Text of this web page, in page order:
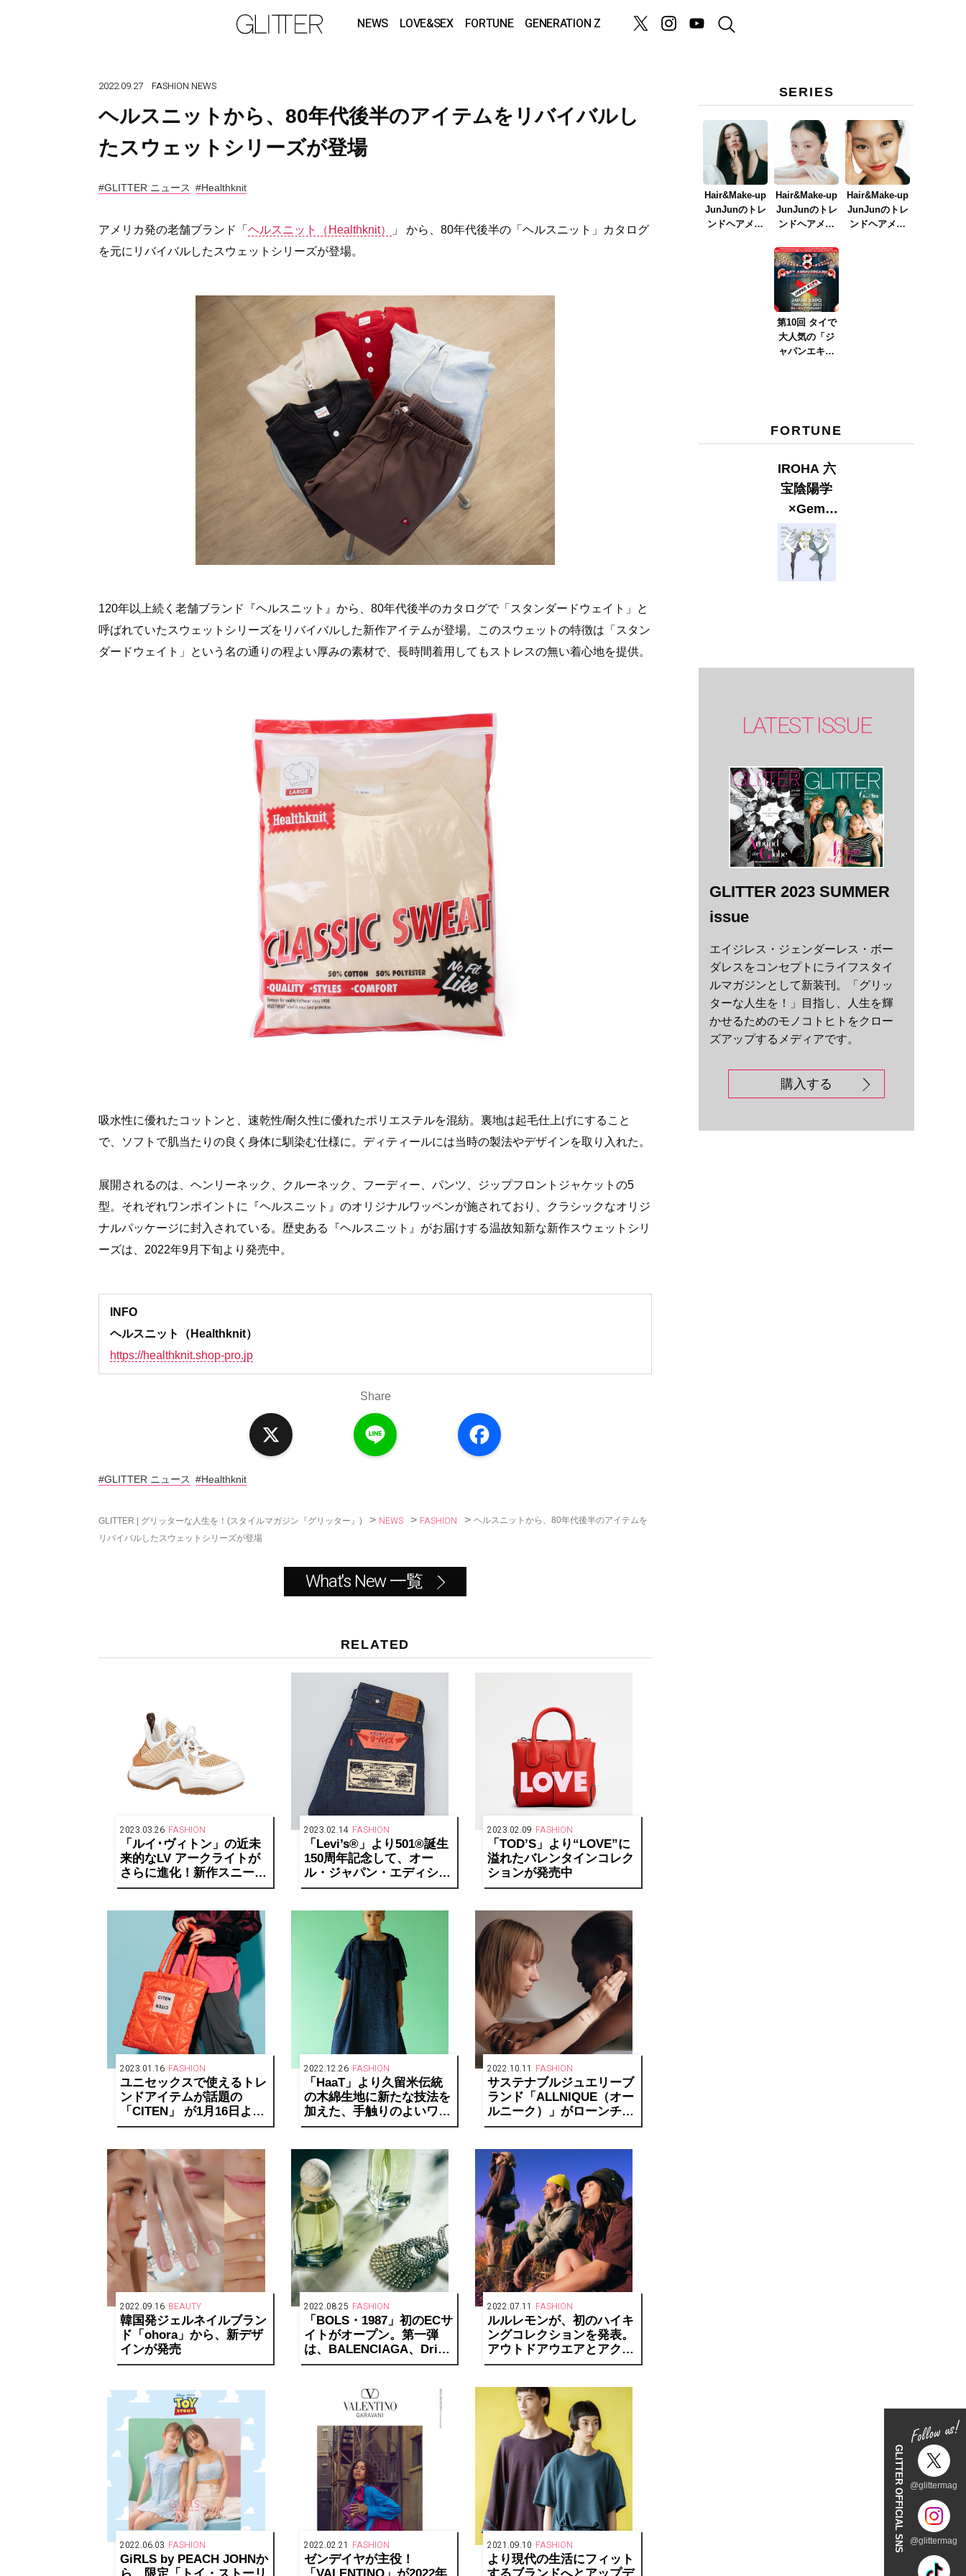
NEWS LOVE&SEX FORTUNE GENERATION Z
GLITTER OFFICIAL SNS @glittermag
@glittermag
2022.09.27 FASHION NEWS
ヘルスニットから、80年代後半のアイテムをリバイバルし
たスウェットシリーズが登場
#GLITTER ニュース #Healthknit
アメリカ発の老舗ブランド「 ヘルスニット（Healthknit）
」 から、80年代後半の「ヘルスニット」カタログ
を元にリバイバルしたスウェットシリーズが登場。
120年以上続く老舗ブランド『ヘルスニット』から、80年代後半のカタログで「スタンダードウェイト」と
呼ばれていたスウェットシリーズをリバイバルした新作アイテムが登場。このスウェットの特徴は「スタン
ダードウェイト」という名の通りの程よい厚みの素材で、長時間着用してもストレスの無い着心地を提供。
吸水性に優れたコットンと、速乾性/耐久性に優れたポリエステルを混紡。裏地は起毛仕上げにすること
で、ソフトで肌当たりの良く身体に馴染む仕様に。ディティールには当時の製法やデザインを取り入れた。
展開されるのは、ヘンリーネック、クルーネック、フーディー、パンツ、ジップフロントジャケットの5
型。それぞれワンポイントに『ヘルスニット』のオリジナルワッペンが施されており、クラシックなオリジ
ナルパッケージに封入されている。歴史ある『ヘルスニット』がお届けする温故知新な新作スウェットシリ
ーズは、2022年9月下旬より発売中。
INFO
ヘルスニット（Healthknit）
https://healthknit.shop-pro.jp
Share
#GLITTER ニュース #Healthknit
GLITTER | グリッターな人生を！(スタイルマガジン『グリッター』) > NEWS > FASHION > ヘルスニットから、80年代後半のアイテムを
リバイバルしたスウェットシリーズが登場
What's New 一覧
RELATED
2023.03.26 FASHION
「ルイ･ヴィトン」の近未
来的なLV アークライトが
さらに進化！新作スニーカ
ーが発売
2023.02.14 FASHION
「Levi’s®」より501®誕生
150周年記念して、オー
ル・ジャパン・エディショ
ンの限定アイテムを発売中
2023.02.09 FASHION
「TOD’S」より“LOVE”に
溢れたバレンタインコレク
ションが発売中
2023.01.16 FASHION
ユニセックスで使えるトレ
ンドアイテムが話題の
「CITEN」 が1月16日よ
り、代官山蔦屋書店にてポ
2022.12.26 FASHION
「HaaT」より久留米伝統
の木綿生地に新たな技法を
加えた、手触りのよいワン
ピースやアルパカニットが
2022.10.11 FASHION
サステナブルジュエリーブ
ランド「ALLNIQUE（オー
ルニーク）」がローンチ。
古澤朋子、小林モー子、福
ンも
2022.09.16 BEAUTY
韓国発ジェルネイルブラン
ド「ohora」から、新デザ
インが発売
2022.08.25 FASHION
「BOLS・1987」初のECサ
イトがオープン。第一弾
は、BALENCIAGA、Dries
Van Noten、Paco
2022.07.11 FASHION
ルルレモンが、初のハイキ
ングコレクションを発表。
アウトドアウエアとアクセ
サリー22アイテムをライン
2022.06.03 FASHION
GiRLS by PEACH JOHNか
2022.02.21 FASHION
ゼンデイヤが主役！
2021.09.10 FASHION
より現代の生活にフィット
SERIES
Hair&Make-up
JunJunのトレ
ンドヘアメイ
Hair&Make-up
JunJunのトレ
ンドヘアメイ
イク
ver.2023』
Hair&Make-up
JunJunのトレ
ンドヘアメイ
第10回 タイで
大人気の「ジ
ャパンエキス
FORTUNE
IROHA 六
宝陰陽学
×Gem
Muse
【GLITTER
2023
LATEST ISSUE
GLITTER 2023 SUMMER
issue
エイジレス・ジェンダーレス・ボー
ダレスをコンセプトにライフスタイ
ルマガジンとして新装刊。「グリッ
ターな人生を！」目指し、人生を輝
かせるためのモノコトヒトをクロー
ズアップするメディアです。
購入する